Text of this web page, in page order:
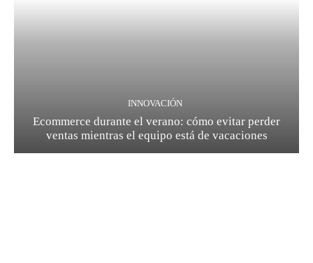
INNOVACIÓN
Ecommerce durante el verano: cómo evitar perder
ventas mientras el equipo está de vacaciones